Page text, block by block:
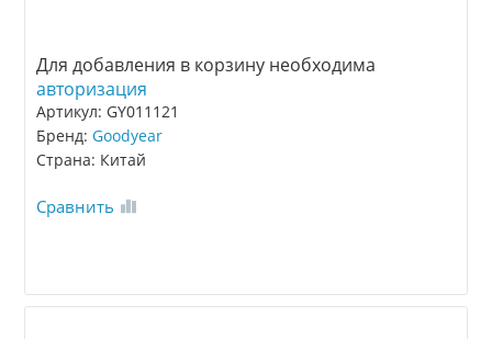
Для добавления в корзину необходима
авторизация
Артикул: GY011121
Бренд:Goodyear
Страна: Китай
Сравнить